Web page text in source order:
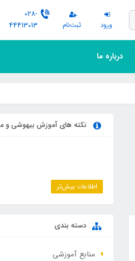
ورود ثبت‌نام
028-
44413013
درباره ما
نکته های آموزش بیهوشی و
اطلاعات بیش‌تر
دسته بندی
منابع آموزشی